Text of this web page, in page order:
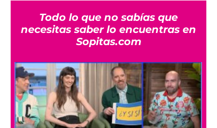
Todo lo que no sabías que
necesitas saber lo encuentras en
Sopitas.com